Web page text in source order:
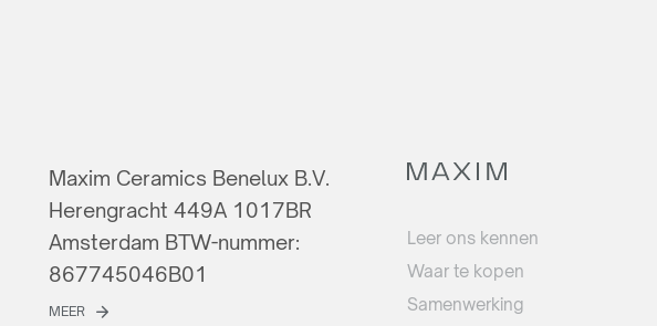
Maxim Ceramics Benelux B.V.
Herengracht 449A 1017BR
Amsterdam BTW-nummer:
867745046B01
MEER
Leer ons kennen
Waar te kopen
Samenwerking